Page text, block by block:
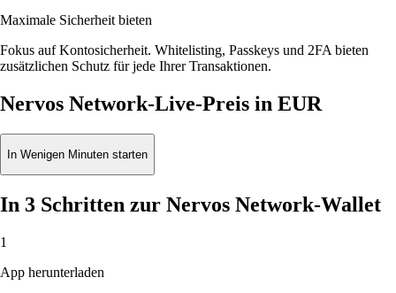
Maximale Sicherheit bieten
Fokus auf Kontosicherheit. Whitelisting, Passkeys und 2FA bieten
zusätzlichen Schutz für jede Ihrer Transaktionen.
Nervos Network-Live-Preis in EUR
In Wenigen Minuten starten
In 3 Schritten zur Nervos Network-Wallet
1
App herunterladen